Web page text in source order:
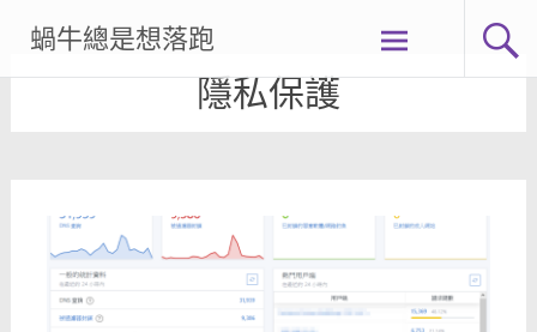
content
蝸牛總是想落跑
隱私保護